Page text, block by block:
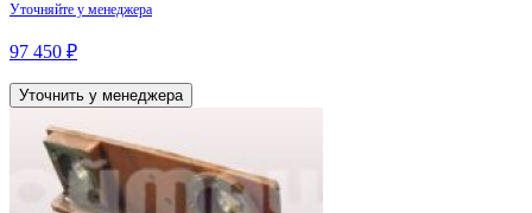
Уточняйте у менеджера
97 450 ₽
Уточнить у менеджера